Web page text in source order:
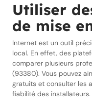
Utiliser
de mise
Internet est un outil
local. En effet, des
comparer plusieurs
(93380). Vous pouvez
gratuits et consulter les
fiabilité des installateurs.